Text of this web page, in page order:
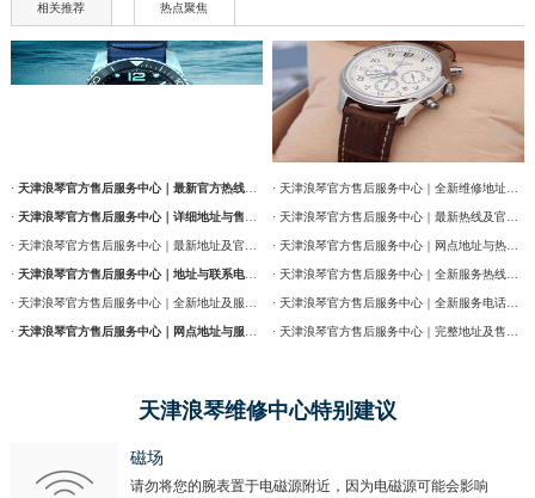
相关推荐 热点聚焦
· 天津浪琴官方售后服务中心｜最新官方热线及维修地址权威信息通告（2026年7月最新）
· 天津浪琴官方售后服务中心｜详细地址与售后服务电话权威信息公告（2026年7月最新）
· 天津浪琴官方售后服务中心｜地址与联系电话权威信息公告（2026年7月最新）
· 天津浪琴官方售后服务中心｜网点地址与服务热线权威信息公示（2026年7月最新）
天津浪琴维修中心特别建议
磁场
请勿将您的腕表置于电磁源附近，因为电磁源可能会影响